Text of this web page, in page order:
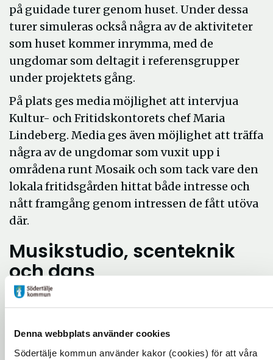
Denna webbplats använder cookies
Södertälje kommun använder kakor (cookies) för att våra
på guidade turer genom huset. Under dessa
turer simuleras också några av de aktiviteter
som huset kommer inrymma, med de
ungdomar som deltagit i referensgrupper
under projektets gång.
På plats ges media möjlighet att intervjua
Kultur- och Fritidskontorets chef Maria
Lindeberg. Media ges även möjlighet att träffa
några av de ungdomar som vuxit upp i
områdena runt Mosaik och som tack vare den
lokala fritidsgården hittat både intresse och
nått framgång genom intressen de fått utöva
där.
Musikstudio, scenteknik
och dans
På Mosaik kan barn och ungdomar bland
hantverk, cykelverkstad, målning, dans med
bland annat Kulturskolan, lära sig scenteknik